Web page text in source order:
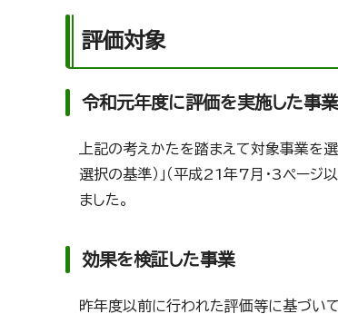
評価対象
令和元年度に評価を実施した事業
上記の考えかたを踏まえて対象事業を
選択の基準）」（平成21年7月・3ペー
ました。
効果を検証した事業
昨年度以前に行われた評価等に基づい